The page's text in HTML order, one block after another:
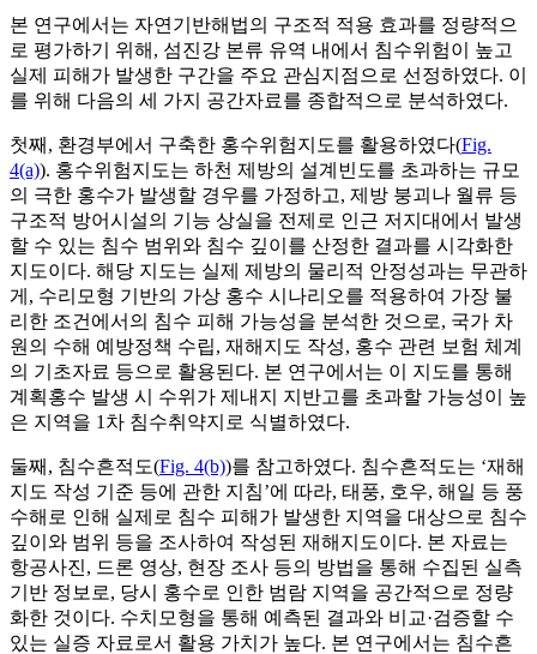
본 연구에서는 자연기반해법의 구조적 적용 효과를 정량적으
로 평가하기 위해, 섬진강 본류 유역 내에서 침수위험이 높고
실제 피해가 발생한 구간을 주요 관심지점으로 선정하였다. 이
를 위해 다음의 세 가지 공간자료를 종합적으로 분석하였다.
첫째, 환경부에서 구축한 홍수위험지도를 활용하였다(Fig.
4(a)). 홍수위험지도는 하천 제방의 설계빈도를 초과하는 규모
의 극한 홍수가 발생할 경우를 가정하고, 제방 붕괴나 월류 등
구조적 방어시설의 기능 상실을 전제로 인근 저지대에서 발생
할 수 있는 침수 범위와 침수 깊이를 산정한 결과를 시각화한
지도이다. 해당 지도는 실제 제방의 물리적 안정성과는 무관하
게, 수리모형 기반의 가상 홍수 시나리오를 적용하여 가장 불
리한 조건에서의 침수 피해 가능성을 분석한 것으로, 국가 차
원의 수해 예방정책 수립, 재해지도 작성, 홍수 관련 보험 체계
의 기초자료 등으로 활용된다. 본 연구에서는 이 지도를 통해
계획홍수 발생 시 수위가 제내지 지반고를 초과할 가능성이 높
은 지역을 1차 침수취약지로 식별하였다.
둘째, 침수흔적도(Fig. 4(b))를 참고하였다. 침수흔적도는 ‘재해
지도 작성 기준 등에 관한 지침’에 따라, 태풍, 호우, 해일 등 풍
수해로 인해 실제로 침수 피해가 발생한 지역을 대상으로 침수
깊이와 범위 등을 조사하여 작성된 재해지도이다. 본 자료는
항공사진, 드론 영상, 현장 조사 등의 방법을 통해 수집된 실측
기반 정보로, 당시 홍수로 인한 범람 지역을 공간적으로 정량
화한 것이다. 수치모형을 통해 예측된 결과와 비교·검증할 수
있는 실증 자료로서 활용 가치가 높다. 본 연구에서는 침수흔